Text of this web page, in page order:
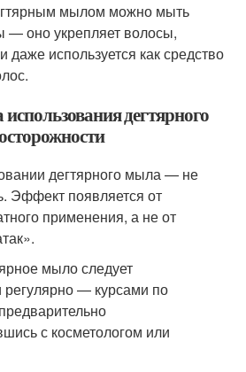
мылом можно мыть
— оно укрепляет волосы,
даже используется как средство
дегтярного
дегтярного мыла — не
Эффект появляется от
применения, а не от
мыло следует
регулярно — курсами по
с косметологом или